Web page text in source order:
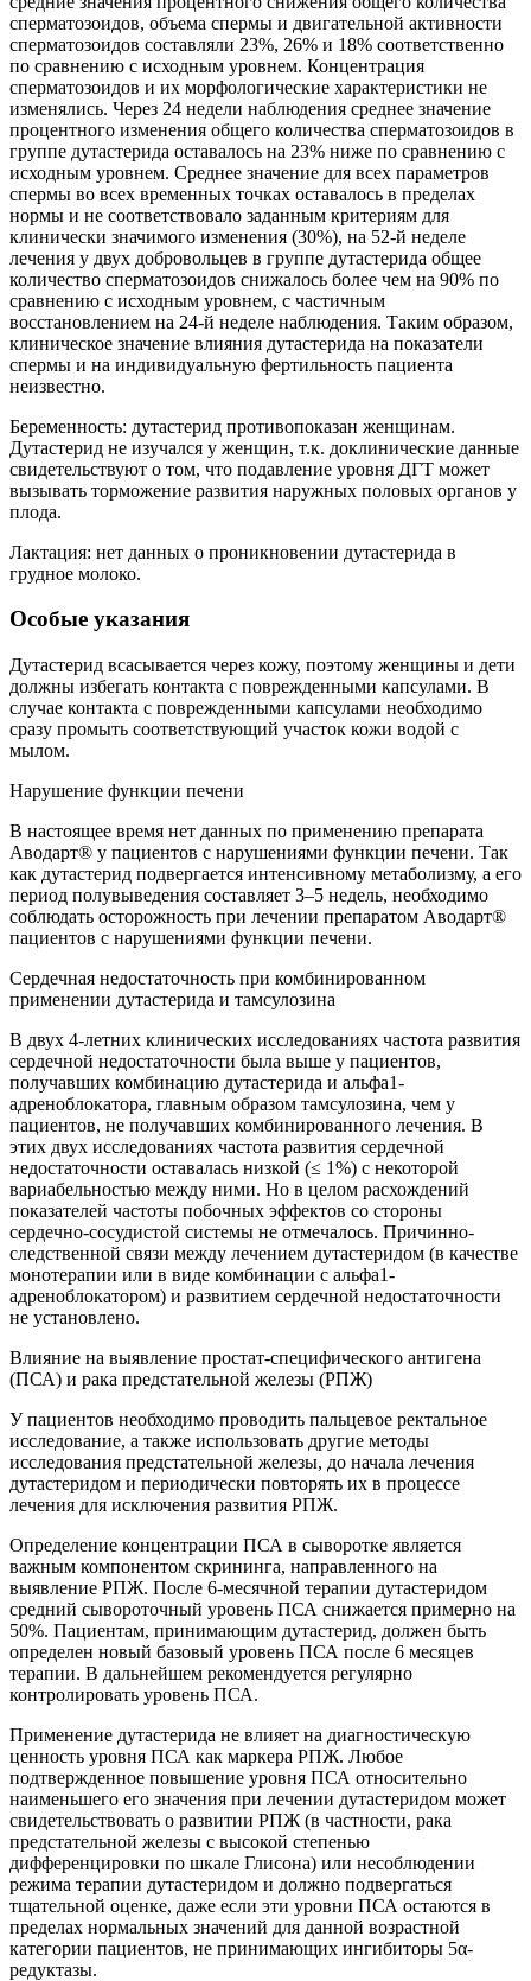
сперматозоидов, объема спермы и двигательной активности
сперматозоидов составляли 23%, 26% и 18% соответственно
по сравнению с исходным уровнем. Концентрация
сперматозоидов и их морфологические характеристики не
изменялись. Через 24 недели наблюдения среднее значение
процентного изменения общего количества сперматозоидов в
группе дутастерида оставалось на 23% ниже по сравнению с
исходным уровнем. Среднее значение для всех параметров
спермы во всех временных точках оставалось в пределах
нормы и не соответствовало заданным критериям для
клинически значимого изменения (30%), на 52-й неделе
лечения у двух добровольцев в группе дутастерида общее
количество сперматозоидов снижалось более чем на 90% по
сравнению с исходным уровнем, с частичным
восстановлением на 24-й неделе наблюдения. Таким образом,
клиническое значение влияния дутастерида на показатели
спермы и на индивидуальную фертильность пациента
неизвестно.
Беременность: дутастерид противопоказан женщинам.
Дутастерид не изучался у женщин, т.к. доклинические данные
свидетельствуют о том, что подавление уровня ДГТ может
вызывать торможение развития наружных половых органов у
плода.
Лактация: нет данных о проникновении дутастерида в
грудное молоко.
Особые указания
Дутастерид всасывается через кожу, поэтому женщины и дети
должны избегать контакта с поврежденными капсулами. В
случае контакта с поврежденными капсулами необходимо
сразу промыть соответствующий участок кожи водой с
мылом.
Нарушение функции печени
В настоящее время нет данных по применению препарата
Аводарт® у пациентов с нарушениями функции печени. Так
как дутастерид подвергается интенсивному метаболизму, а его
период полувыведения составляет 3–5 недель, необходимо
соблюдать осторожность при лечении препаратом Аводарт®
пациентов с нарушениями функции печени.
Сердечная недостаточность при комбинированном
применении дутастерида и тамсулозина
В двух 4-летних клинических исследованиях частота развития
сердечной недостаточности была выше у пациентов,
получавших комбинацию дутастерида и альфа1-
адреноблокатора, главным образом тамсулозина, чем у
пациентов, не получавших комбинированного лечения. В
этих двух исследованиях частота развития сердечной
недостаточности оставалась низкой (≤ 1%) с некоторой
вариабельностью между ними. Но в целом расхождений
показателей частоты побочных эффектов со стороны
сердечно-сосудистой системы не отмечалось. Причинно-
следственной связи между лечением дутастеридом (в качестве
монотерапии или в виде комбинации с альфа1-
адреноблокатором) и развитием сердечной недостаточности
не установлено.
Влияние на выявление простат-специфического антигена
(ПСА) и рака предстательной железы (РПЖ)
У пациентов необходимо проводить пальцевое ректальное
исследование, а также использовать другие методы
исследования предстательной железы, до начала лечения
дутастеридом и периодически повторять их в процессе
лечения для исключения развития РПЖ.
Определение концентрации ПСА в сыворотке является
важным компонентом скрининга, направленного на
выявление РПЖ. После 6-месячной терапии дутастеридом
средний сывороточный уровень ПСА снижается примерно на
50%. Пациентам, принимающим дутастерид, должен быть
определен новый базовый уровень ПСА после 6 месяцев
терапии. В дальнейшем рекомендуется регулярно
контролировать уровень ПСА.
Применение дутастерида не влияет на диагностическую
ценность уровня ПСА как маркера РПЖ. Любое
подтвержденное повышение уровня ПСА относительно
наименьшего его значения при лечении дутастеридом может
свидетельствовать о развитии РПЖ (в частности, рака
предстательной железы с высокой степенью
дифференцировки по шкале Глисона) или несоблюдении
режима терапии дутастеридом и должно подвергаться
тщательной оценке, даже если эти уровни ПСА остаются в
пределах нормальных значений для данной возрастной
категории пациентов, не принимающих ингибиторы 5α-
редуктазы.